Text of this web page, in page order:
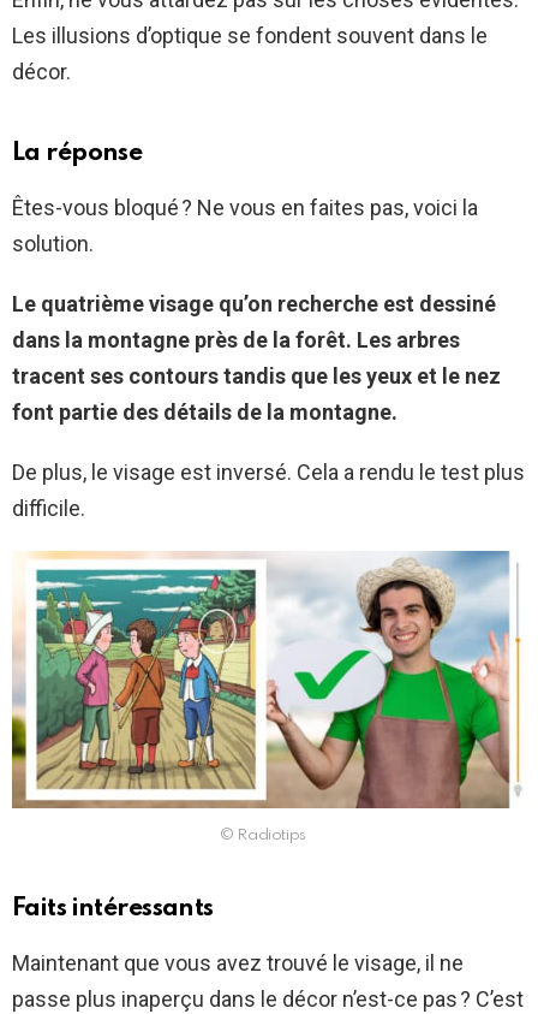
Les illusions d’optique se fondent souvent dans le
décor.
La réponse
Êtes-vous bloqué ? Ne vous en faites pas, voici la
solution.
Le quatrième visage qu’on recherche est dessiné
dans la montagne près de la forêt. Les arbres
tracent ses contours tandis que les yeux et le nez
font partie des détails de la montagne.
De plus, le visage est inversé. Cela a rendu le test plus
difficile.
© Radiotips
Faits intéressants
Maintenant que vous avez trouvé le visage, il ne
passe plus inaperçu dans le décor n’est-ce pas ? C’est